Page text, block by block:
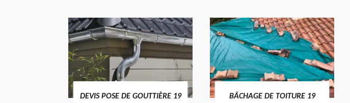
DEVIS POSE DE GOUTTIÈRE 19 BÂCHAGE DE TOITURE 19